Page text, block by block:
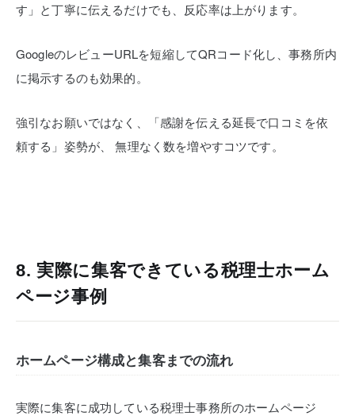
す」と丁寧に伝えるだけでも、反応率は上がります。
GoogleのレビューURLを短縮してQRコード化し、事務所内
に掲示するのも効果的。
強引なお願いではなく、「感謝を伝える延長で口コミを依
頼する」姿勢が、
無理なく数を増やすコツです。
8. 実際に集客できている税理士ホーム
ページ事例
ホームページ構成と集客までの流れ
実際に集客に成功している税理士事務所のホームページ